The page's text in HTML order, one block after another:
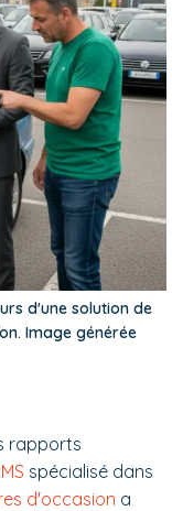
d'une solution de
Image générée
rapports
spécialisé dans
d'occasion a